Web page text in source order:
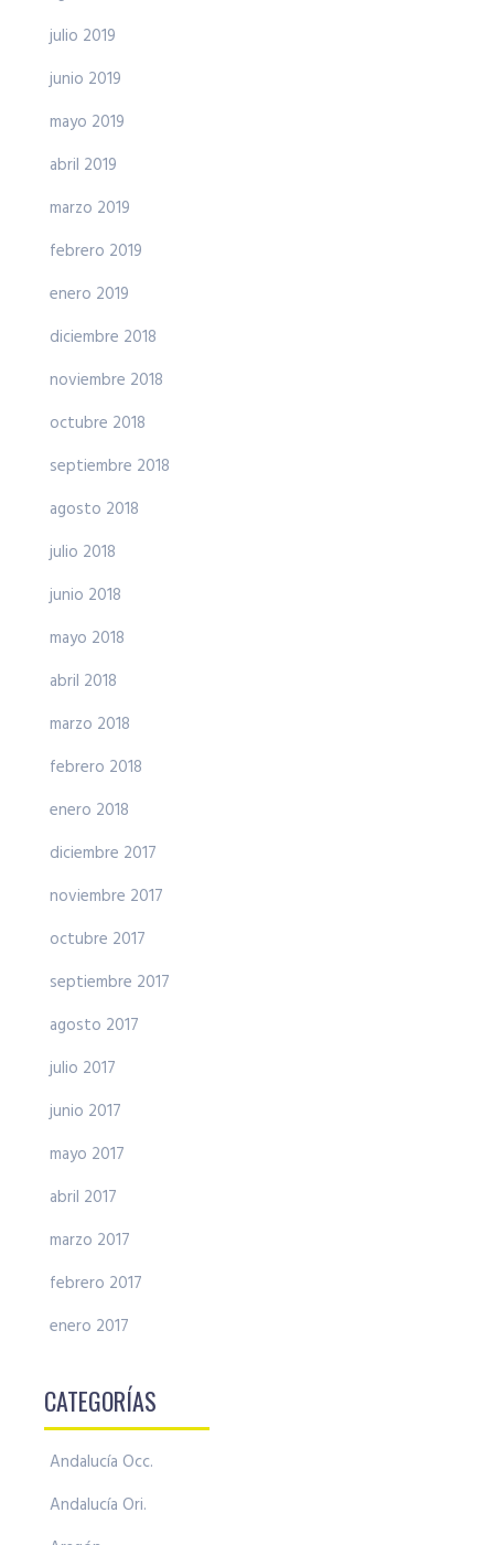
julio 2019
junio 2019
mayo 2019
abril 2019
marzo 2019
febrero 2019
enero 2019
diciembre 2018
noviembre 2018
octubre 2018
septiembre 2018
agosto 2018
julio 2018
junio 2018
mayo 2018
abril 2018
marzo 2018
febrero 2018
enero 2018
diciembre 2017
noviembre 2017
octubre 2017
septiembre 2017
agosto 2017
julio 2017
junio 2017
mayo 2017
abril 2017
marzo 2017
febrero 2017
enero 2017
CATEGORÍAS
Andalucía Occ.
Andalucía Ori.